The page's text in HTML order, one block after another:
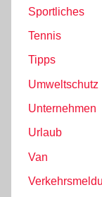
Sportliches
Tennis
Tipps
Umweltschutz
Unternehmen
Urlaub
Van